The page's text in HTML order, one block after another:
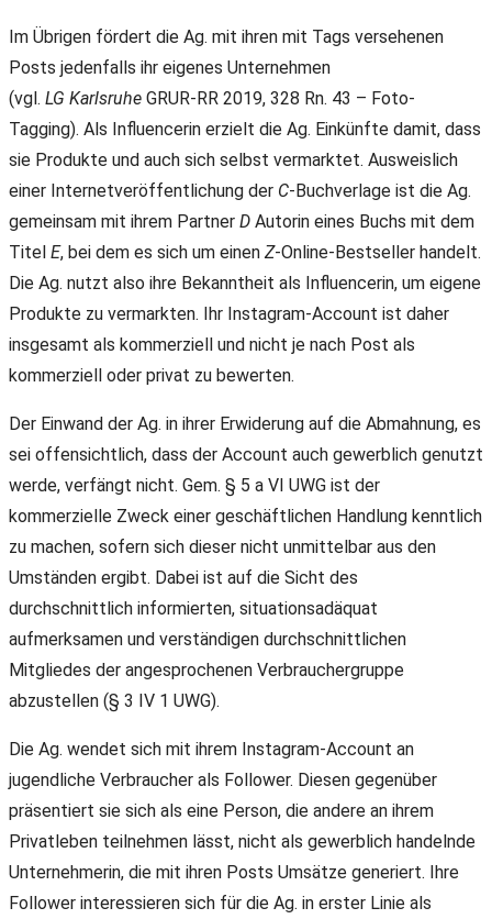
Im Übrigen fördert die Ag. mit ihren mit Tags versehenen
Posts jedenfalls ihr eigenes Unternehmen
(vgl. LG Karlsruhe GRUR-RR 2019, 328 Rn. 43 – Foto-
Tagging). Als Influencerin erzielt die Ag. Einkünfte damit, dass
sie Produkte und auch sich selbst vermarktet. Ausweislich
einer Internetveröffentlichung der C-Buchverlage ist die Ag.
gemeinsam mit ihrem Partner D Autorin eines Buchs mit dem
Titel E, bei dem es sich um einen Z-Online-Bestseller handelt.
Die Ag. nutzt also ihre Bekanntheit als Influencerin, um eigene
Produkte zu vermarkten. Ihr Instagram-Account ist daher
insgesamt als kommerziell und nicht je nach Post als
kommerziell oder privat zu bewerten.
Der Einwand der Ag. in ihrer Erwiderung auf die Abmahnung, es
sei offensichtlich, dass der Account auch gewerblich genutzt
werde, verfängt nicht. Gem. § 5 a VI UWG ist der
kommerzielle Zweck einer geschäftlichen Handlung kenntlich
zu machen, sofern sich dieser nicht unmittelbar aus den
Umständen ergibt. Dabei ist auf die Sicht des
durchschnittlich informierten, situationsadäquat
aufmerksamen und verständigen durchschnittlichen
Mitgliedes der angesprochenen Verbrauchergruppe
abzustellen (§ 3 IV 1 UWG).
Die Ag. wendet sich mit ihrem Instagram-Account an
jugendliche Verbraucher als Follower. Diesen gegenüber
präsentiert sie sich als eine Person, die andere an ihrem
Privatleben teilnehmen lässt, nicht als gewerblich handelnde
Unternehmerin, die mit ihren Posts Umsätze generiert. Ihre
Follower interessieren sich für die Ag. in erster Linie als